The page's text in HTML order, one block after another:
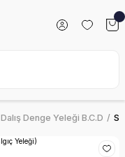
Dalış Denge Yeleği B.C.D